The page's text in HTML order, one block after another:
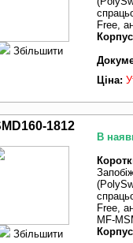
Збільшити
Free,
Ціна:
1812
Збільшити
В
Free,
MF-